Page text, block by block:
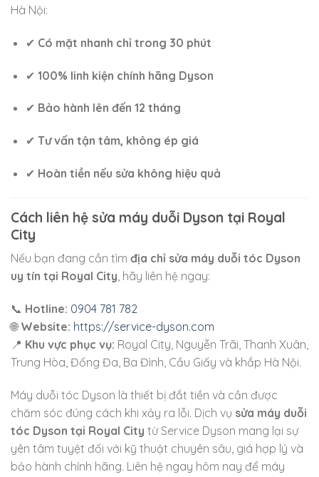
Hà Nội:
✔ Có mặt nhanh chỉ trong 30 phút
✔ 100% linh kiện chính hãng Dyson
✔ Bảo hành lên đến 12 tháng
✔ Tư vấn tận tâm, không ép giá
✔ Hoàn tiền nếu sửa không hiệu quả
Cách liên hệ sửa máy duỗi Dyson tại Royal
City
Nếu bạn đang cần tìm địa chỉ sửa máy duỗi tóc Dyson
uy tín tại Royal City, hãy liên hệ ngay:
📞 Hotline: 0904 781 782
🌐 Website: https://service-dyson.com
📍 Khu vực phục vụ: Royal City, Nguyễn Trãi, Thanh Xuân,
Trung Hòa, Đống Đa, Ba Đình, Cầu Giấy và khắp Hà Nội.
Máy duỗi tóc Dyson là thiết bị đắt tiền và cần được
chăm sóc đúng cách khi xảy ra lỗi. Dịch vụ sửa máy duỗi
tóc Dyson tại Royal City từ Service Dyson mang lại sự
yên tâm tuyệt đối với kỹ thuật chuyên sâu, giá hợp lý và
bảo hành chính hãng. Liên hệ ngay hôm nay để máy